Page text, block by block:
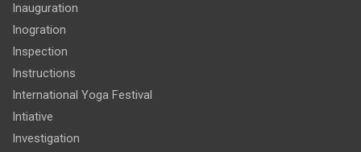
Inauguration
Inogration
Inspection
Instructions
International Yoga Festival
Intiative
Investigation